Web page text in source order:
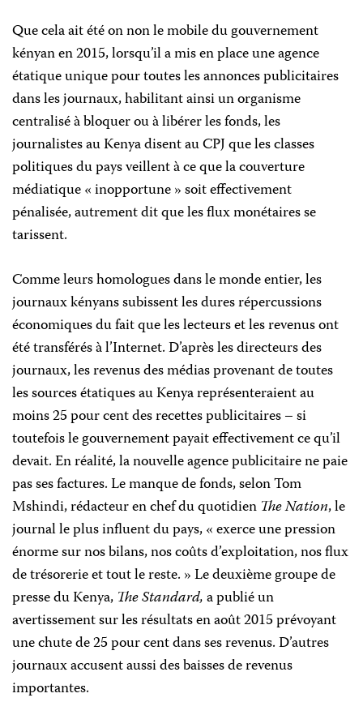
Que cela ait été on non le mobile du gouvernement
kényan en 2015, lorsqu’il a mis en place une agence
étatique unique pour toutes les annonces publicitaires
dans les journaux, habilitant ainsi un organisme
centralisé à bloquer ou à libérer les fonds, les
journalistes au Kenya disent au CPJ que les classes
politiques du pays veillent à ce que la couverture
médiatique « inopportune » soit effectivement
pénalisée, autrement dit que les flux monétaires se
tarissent.
Comme leurs homologues dans le monde entier, les
journaux kényans subissent les dures répercussions
économiques du fait que les lecteurs et les revenus ont
été transférés à l’Internet. D’après les directeurs des
journaux, les revenus des médias provenant de toutes
les sources étatiques au Kenya représenteraient au
moins 25 pour cent des recettes publicitaires – si
toutefois le gouvernement payait effectivement ce qu’il
devait. En réalité, la nouvelle agence publicitaire ne paie
pas ses factures. Le manque de fonds, selon Tom
Mshindi, rédacteur en chef du quotidien The Nation, le
journal le plus influent du pays, « exerce une pression
énorme sur nos bilans, nos coûts d’exploitation, nos flux
de trésorerie et tout le reste. » Le deuxième groupe de
presse du Kenya, The Standard,a publié un
avertissement sur les résultats en août 2015 prévoyant
une chute de 25 pour cent dans ses revenus. D’autres
journaux accusent aussi des baisses de revenus
importantes.